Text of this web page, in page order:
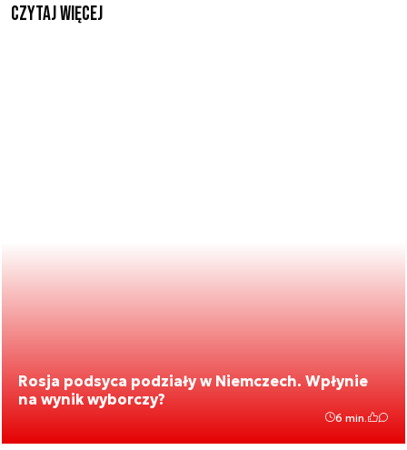
czytaj więcej
Rosja podsyca podziały w Niemczech. Wpłynie
na wynik wyborczy?
6 min.